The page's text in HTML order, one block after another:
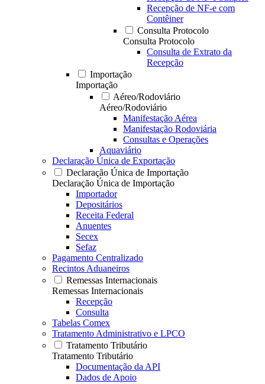
Recepção de NF-e com
Contêiner
Consulta Protocolo
Consulta Protocolo
Consulta de Extrato da
Recepção
Importação
Importação
Aéreo/Rodoviário
Aéreo/Rodoviário
Manifestação Aérea
Manifestação Rodoviária
Consultas e Operações
Aquaviário
Declaração Única de Exportação
Declaração Única de Importação
Declaração Única de Importação
Importador
Depositários
Receita Federal
Anuentes
Secex
Sefaz
Pagamento Centralizado
Recintos Aduaneiros
Remessas Internacionais
Remessas Internacionais
Recepção
Consulta
Tabelas Comex
Tratamento Administrativo e LPCO
Tratamento Tributário
Tratamento Tributário
Documentação da API
Dados de Apoio